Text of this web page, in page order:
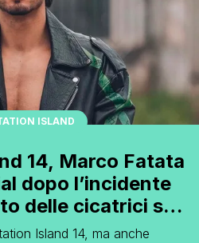
ISLAND
14, Marco Fatata
dopo l’incidente
delle cicatrici sul
nemmeno a
Island 14, ma anche